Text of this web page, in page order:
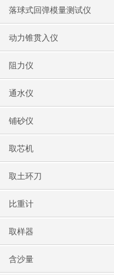
落球式回弹模量测试仪
动力锥贯入仪
阻力仪
通水仪
铺砂仪
取芯机
取土环刀
比重计
取样器
含沙量